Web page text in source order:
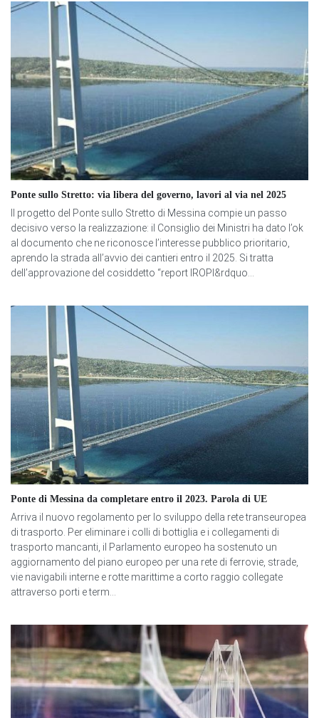
Ponte sullo Stretto: via libera del governo, lavori al via nel 2025
Il progetto del Ponte sullo Stretto di Messina compie un passo
decisivo verso la realizzazione: il Consiglio dei Ministri ha dato l’ok
al documento che ne riconosce l’interesse pubblico prioritario,
aprendo la strada all’avvio dei cantieri entro il 2025. Si tratta
dell’approvazione del cosiddetto “report IROPI&rdquo...
Ponte di Messina da completare entro il 2023. Parola di UE
Arriva il nuovo regolamento per lo sviluppo della rete transeuropea
di trasporto. Per eliminare i colli di bottiglia e i collegamenti di
trasporto mancanti, il Parlamento europeo ha sostenuto un
aggiornamento del piano europeo per una rete di ferrovie, strade,
vie navigabili interne e rotte marittime a corto raggio collegate
attraverso porti e term...